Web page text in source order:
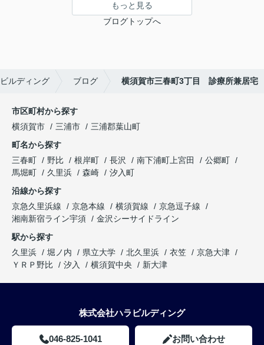
もっと見る
ブログトップへ
ルディング ブログ 横須賀市三春町3丁目 診療所兼居宅
市区町村から探す
横須賀市
三浦市
三浦郡葉山町
町名から探す
三春町
野比 根岸町 長沢 南下浦町上宮田
公郷町
馬堀町
久里浜 森崎
汐入町
沿線から探す
京急久里浜線
京急本線 横須賀線
京急逗子線
湘南新宿ライン宇須
金沢シーサイドライン
駅から探す
久里浜
堀ノ内 県立大学 北久里浜 衣笠
京急大津
ＹＲＰ野比
汐入 横須賀中央 新大津
株式会社ハラビルディング
046-825-1041 お問い合わせ